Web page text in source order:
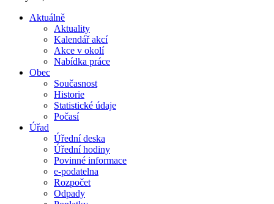
Aktuálně
Aktuality
Kalendář akcí
Akce v okolí
Nabídka práce
Obec
Současnost
Historie
Statistické údaje
Počasí
Úřad
Úřední deska
Úřední hodiny
Povinné informace
e-podatelna
Rozpočet
Odpady